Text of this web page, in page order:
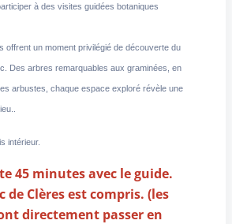
à des visites guidées botaniques
offrent un moment privilégié de découverte du
Des arbres remarquables aux graminées, en
arbustes, chaque espace exploré révèle une
intérieur.
45 minutes avec le guide.
de Clères est compris. (les
directement passer en